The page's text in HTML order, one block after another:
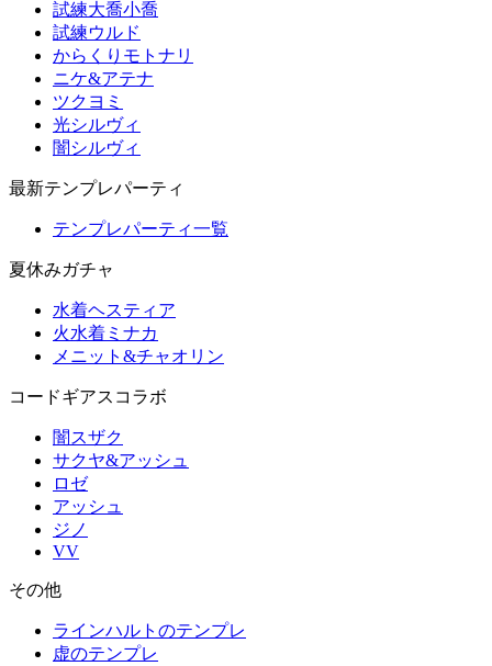
試練大喬小喬
試練ウルド
からくりモトナリ
ニケ&アテナ
ツクヨミ
光シルヴィ
闇シルヴィ
最新テンプレパーティ
テンプレパーティ一覧
夏休みガチャ
水着ヘスティア
火水着ミナカ
メニット&チャオリン
コードギアスコラボ
闇スザク
サクヤ&アッシュ
ロゼ
アッシュ
ジノ
VV
その他
ラインハルトのテンプレ
虚のテンプレ